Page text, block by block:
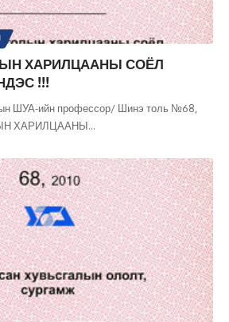
ХАРИЛЦААНЫ СОЁЛ
!!!
ШУА-ийн профессор/ Шинэ толь №68,
ХАРИЛЦААНЫ…